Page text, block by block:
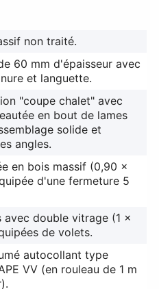
non traité.
60 mm d'épaisseur avec
et languette.
"coupe chalet" avec
en bout de lames
solide et
angles.
en bois massif (0,90 x
d'une fermeture 5
avec double vitrage (1 x
de volets.
autocollant type
VV (en rouleau de 1 m